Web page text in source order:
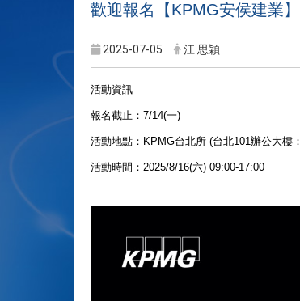
歡迎報名【KPMG安侯建業
2025-07-05 江 思穎
活動資訊
報名截止：7/14(一)
活動地點：KPMG台北所 (台北101辦公大樓
活動時間：2025/8/16(六) 09:00-17:00